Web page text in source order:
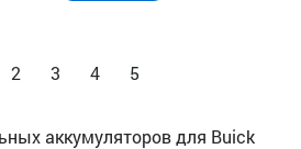
2 3 4 5
аккумуляторов для Buick